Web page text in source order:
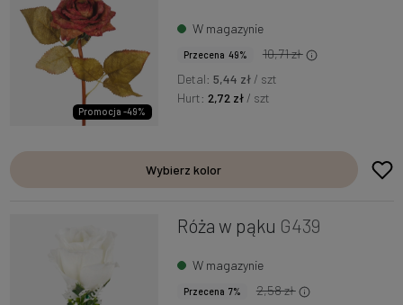
Promocja -49%
W magazynie
Przecena 49%
10,71 zł
Detal: 5,44 zł / szt
Hurt:2,72 zł / szt
Wybierz kolor
Róża w pąku G439
W magazynie
Przecena 7%
2,58 zł